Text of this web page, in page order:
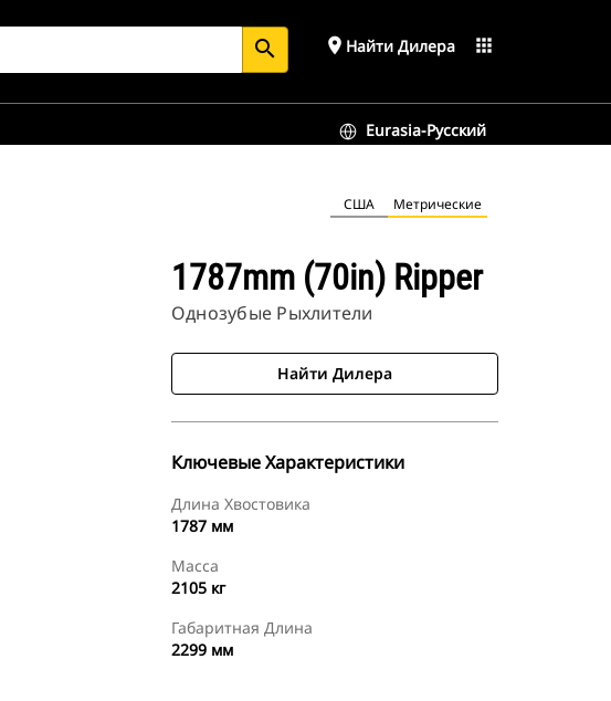
search place Найти Дилера apps
Eurasia-Русский
США Метрические
1787mm (70in) Ripper
Однозубые Рыхлители
Найти Дилера
Ключевые Характеристики
Длина Хвостовика
1787 мм
Масса
2105 кг
Габаритная Длина
2299 мм